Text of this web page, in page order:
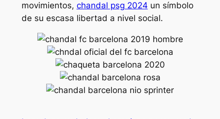
movimientos, chandal psg 2024 un símbolo
de su escasa libertad a nivel social.